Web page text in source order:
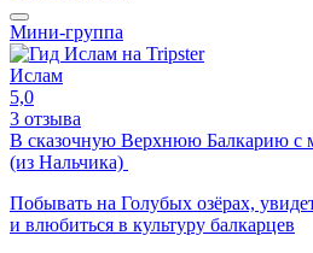
Мини-группа
Ислам
5,0
3 отзыва
В сказочную Верхнюю Балкарию с
(из Нальчика)
Побывать на Голубых озёрах,
и влюбиться в культуру балкарцев